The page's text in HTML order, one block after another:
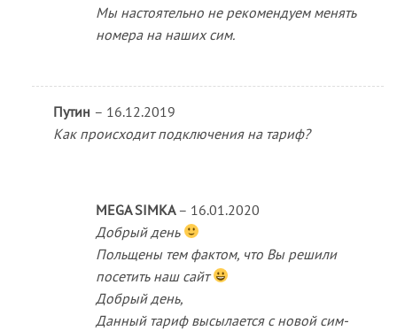
Мы настоятельно не рекомендуем менять
номера на наших сим.
Путин – 16.12.2019
Как происходит подключения на тариф?
MEGA SIMKA – 16.01.2020
Добрый день
Польщены тем фактом, что Вы решили
посетить наш сайт
Добрый день,
Данный тариф высылается с новой сим-